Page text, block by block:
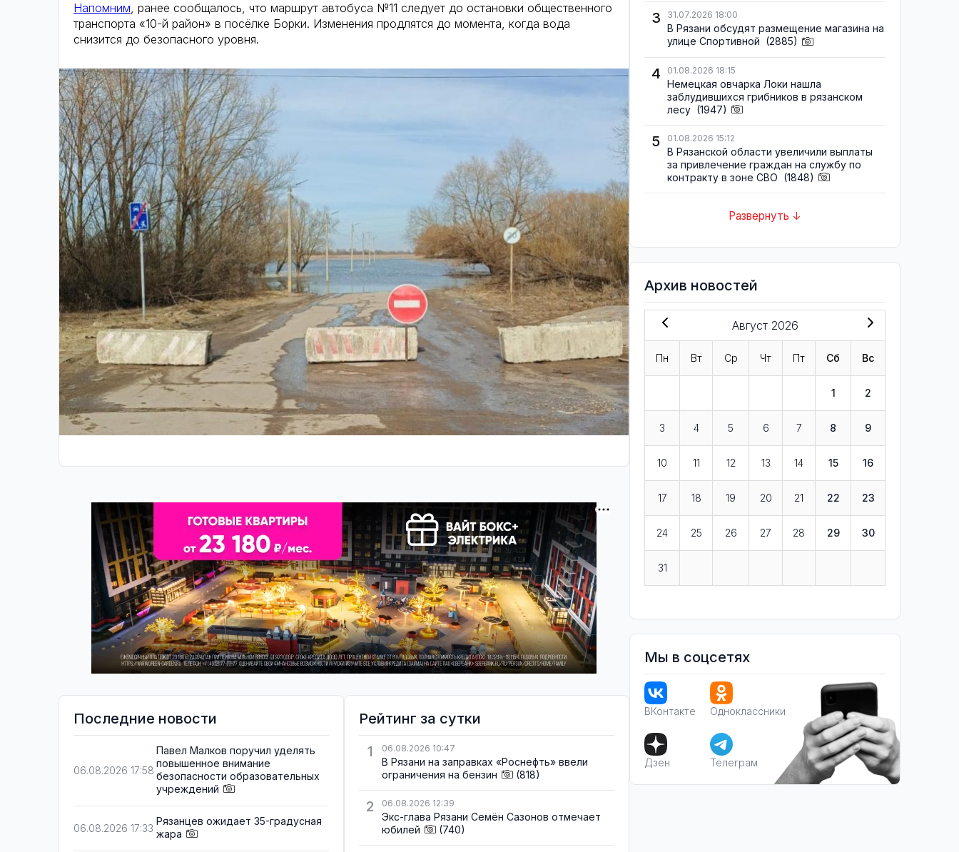
Напомним, ранее сообщалось, что маршрут автобуса №11 следует до остановки общественного
транспорта «10-й район» в посёлке Борки. Изменения продлятся до момента, когда вода
снизится до безопасного уровня.
Последние новости
06.08.2026 17:58
Павел Малков поручил уделять
повышенное внимание
безопасности образовательных
учреждений
06.08.2026 17:33
Рязанцев ожидает 35-градусная
жара
Рейтинг за сутки
1
06.08.2026 10:47
В Рязани на заправках «Роснефть» ввели
ограничения на бензин
(818)
2 06.08.2026 12:39
Экс-глава Рязани Семён Сазонов отмечает
юбилей
(740)
3 31.07.2026 18:00
В Рязани обсудят размещение магазина на
улице Спортивной (2885)
4 01.08.2026 18:15
Немецкая овчарка Локи нашла
заблудившихся грибников в рязанском
лесу (1947)
5 01.08.2026 15:12
В Рязанской области увеличили выплаты
за привлечение граждан на службу по
контракту в зоне СВО (1848)
Развернуть ↓
Архив новостей
Август 2026
Пн Вт Ср Чт Пт Сб Вс
1 2
3 4 5 6 7 8 9
10 11 12 13 14 15 16
17 18 19 20 21 22 23
24 25 26 27 28 29 30
31
Мы в соцсетях
ВКонтакте Одноклассники
Дзен Телеграм